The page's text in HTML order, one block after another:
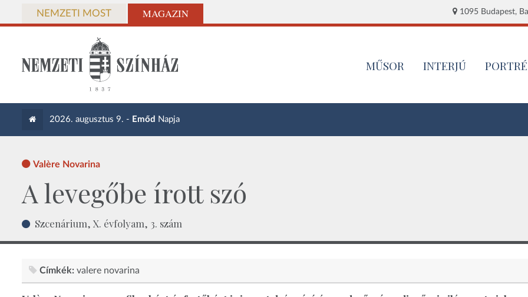
NEMZETI MOST MAGAZIN 1095 Budapest,
MŰSOR INTERJÚ PORTRÉ
2026. augusztus 9. - Emőd Napja
Valère Novarina
A levegőbe írott szó
Szcenárium, X. évfolyam, 3. szám
Címkék: valere novarina